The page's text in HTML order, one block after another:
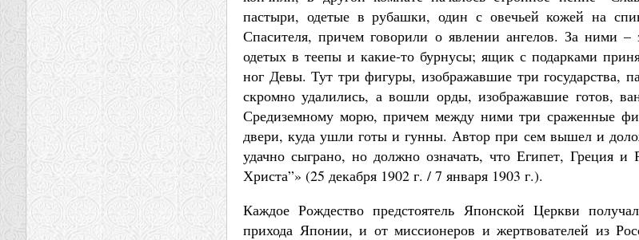
пастыри, одетые в рубашки, один с овечьей кожей на
Спасителя, причем говорили о явлении ангелов. За ними –
одетых в теепы и какие-то бурнусы; ящик с подарками
ног Девы. Тут три фигуры, изображавшие три государства,
скромно удалились, а вошли орды, изображавшие готов,
Средиземному морю, причем между ними три сраженные
двери, куда ушли готы и гунны. Автор при сем вышел и
удачно сыграно, но должно означать, что Египет, Греция
Христа”» (25 декабря 1902 г. / 7 января 1903 г.).
Каждое Рождество предстоятель Японской Церкви
прихода Японии, и от миссионеров и жертвователей из